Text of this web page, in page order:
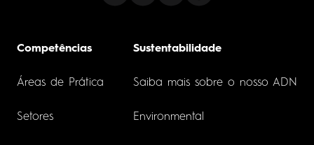
Competências
Áreas de Prática
Setores
Sustentabilidade
Saiba mais sobre o nosso ADN
Environmental